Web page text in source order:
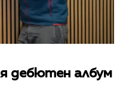
дебютен албум